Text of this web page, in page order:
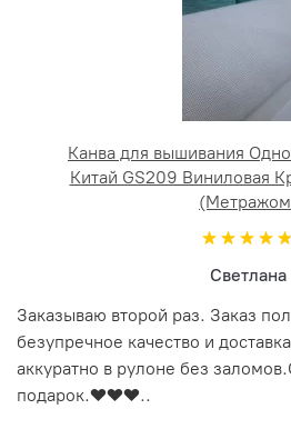
Канва для вышивания
Китай GS209 Виниловая
Светлана
Заказываю второй раз. Заказ
безупречное качество и
аккуратно в рулоне без
подарок.❤️❤️❤️..